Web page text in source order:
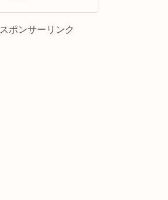
スポンサーリンク